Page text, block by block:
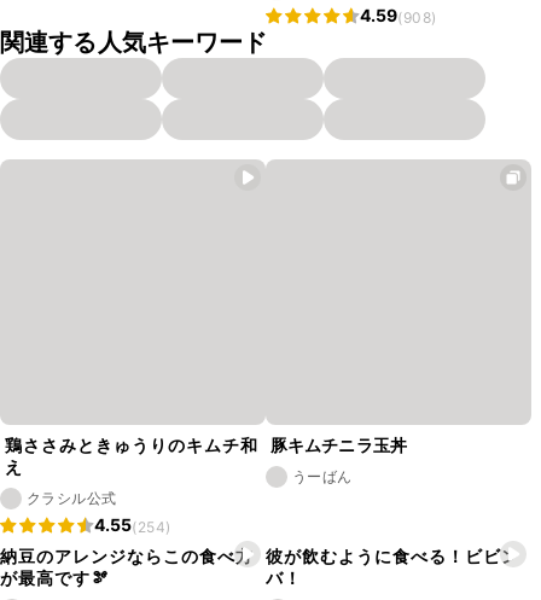
4.59(908)
関連する人気キーワード
鶏ささみときゅうりのキムチ和
え
クラシル公式
4.55(254)
豚キムチニラ玉丼
うーばん
納豆のアレンジならこの食べ方
が最高です🫘
彼が飲むように食べる！ビビン
バ！